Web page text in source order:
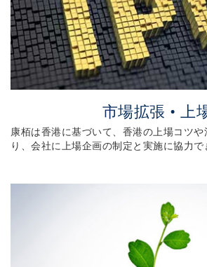
にします。サービス概要：
市場拡張 • 上
康栢は香港に基づいて、香港の上場コツ
り、会社に上場企画の制定と実施に協力で
康栢は香港に基づいて、香港の上場コ
ており、会社に上場企画の制定と実施